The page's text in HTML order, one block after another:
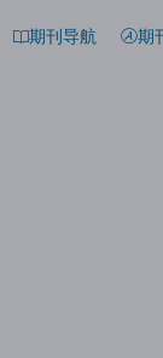
期刊导航 期